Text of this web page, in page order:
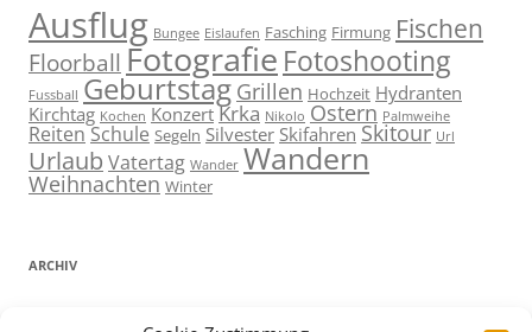
Ausflug Bungee Eislaufen Fasching Firmung Fischen
Floorball Fotografie Fotoshooting
Fussball Geburtstag Grillen Hochzeit Hydranten
Kirchtag Kochen Konzert Krka Nikolo Ostern Palmweihe
Reiten Schule Segeln Silvester Skifahren Skitour Url
Urlaub Vatertag Wander Wandern
Weihnachten Winter
ARCHIV